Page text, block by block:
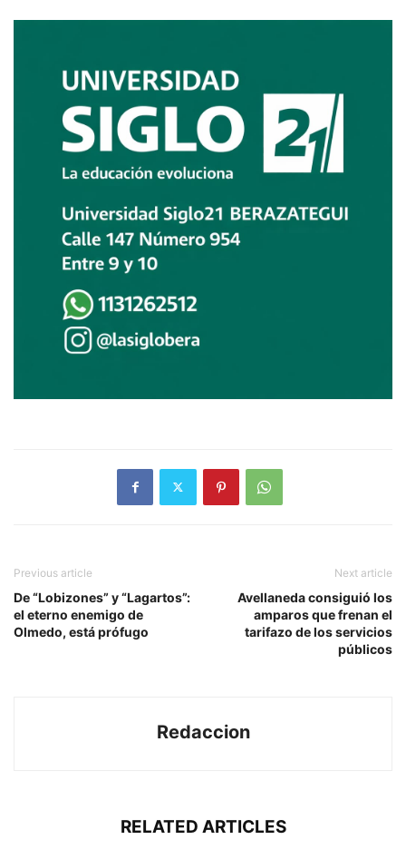
Previous article
De “Lobizones” y “Lagartos”:
el eterno enemigo de
Olmedo, está prófugo
Next article
Avellaneda consiguió los
amparos que frenan el
tarifazo de los servicios
públicos
Redaccion
RELATED ARTICLES